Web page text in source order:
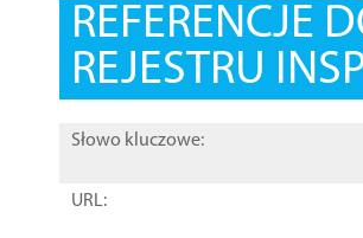
REFERENCJE
REJESTRU
Słowo kluczowe:
URL: